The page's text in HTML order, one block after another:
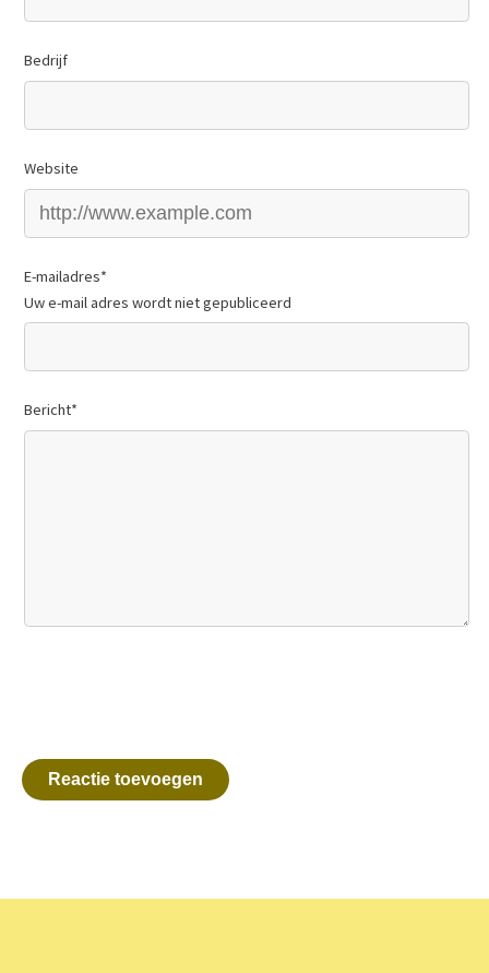
Bedrijf
Website
E-mailadres*
Uw e-mail adres wordt niet gepubliceerd
Bericht*
Reactie toevoegen